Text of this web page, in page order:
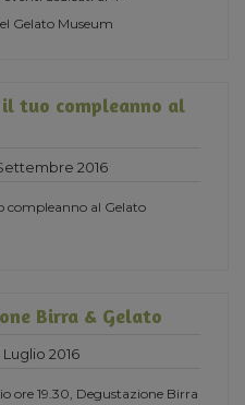
Gelato Museum
tuo compleanno al
2016
compleanno al Gelato
Birra & Gelato
2016
ore 19.30, Degustazione Birra